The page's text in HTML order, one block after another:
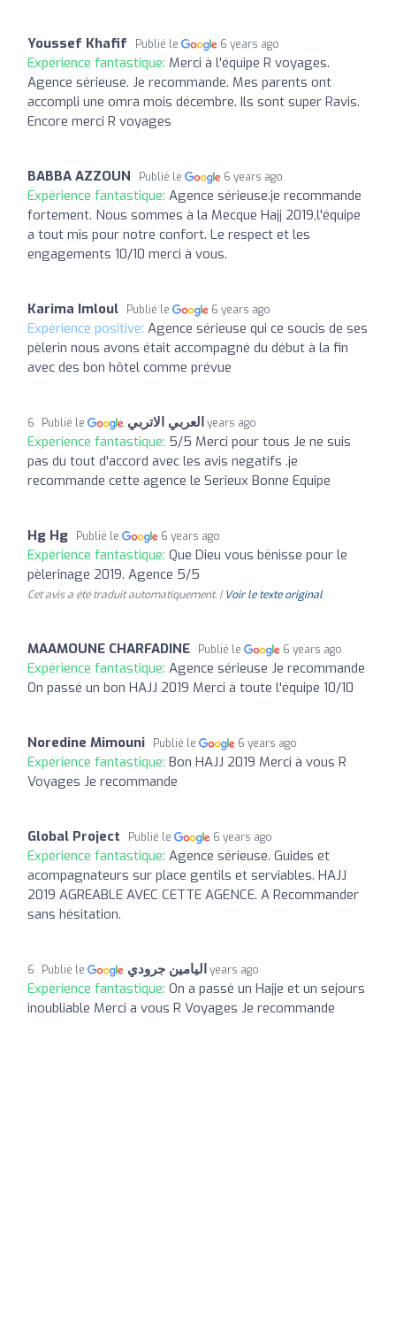
Youssef Khafif Publié le 6 years ago
Expérience fantastique: Merci à l'équipe R voyages.
Agence sérieuse. Je recommande. Mes parents ont
accompli une omra mois décembre. Ils sont super Ravis.
Encore merci R voyages
BABBA AZZOUN Publié le 6 years ago
Expérience fantastique: Agence sérieuse.je recommande
fortement. Nous sommes à la Mecque Hajj 2019,l'équipe
a tout mis pour notre confort. Le respect et les
engagements 10/10 merci à vous.
Karima Imloul Publié le 6 years ago
Expérience positive: Agence sérieuse qui ce soucis de ses
pèlerin nous avons était accompagné du début à la fin
avec des bon hôtel comme prévue
العربي الاتربي Publié le 6 years ago
Expérience fantastique: 5/5 Merci pour tous Je ne suis
pas du tout d'accord avec les avis negatifs .je
recommande cette agence le Serieux Bonne Equipe
Hg Hg Publié le 6 years ago
Expérience fantastique: Que Dieu vous bénisse pour le
pèlerinage 2019. Agence 5/5
Cet avis a été traduit automatiquement. | Voir le texte original
MAAMOUNE CHARFADINE Publié le 6 years ago
Expérience fantastique: Agence sérieuse Je recommande
On passé un bon HAJJ 2019 Merci à toute l'équipe 10/10
Noredine Mimouni Publié le 6 years ago
Expérience fantastique: Bon HAJJ 2019 Merci à vous R
Voyages Je recommande
Global Project Publié le 6 years ago
Expérience fantastique: Agence sérieuse. Guides et
acompagnateurs sur place gentils et serviables. HAJJ
2019 AGREABLE AVEC CETTE AGENCE. A Recommander
sans hésitation.
اليامين جرودي Publié le 6 years ago
Expérience fantastique: On a passé un Hajje et un sejours
inoubliable Merci a vous R Voyages Je recommande